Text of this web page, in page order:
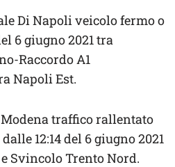
Di Napoli veicolo fermo o
6 giugno 2021 tra
Raccordo A1
Napoli Est.
Modena traffico rallentato
12:14 del 6 giugno 2021
Svincolo Trento Nord.